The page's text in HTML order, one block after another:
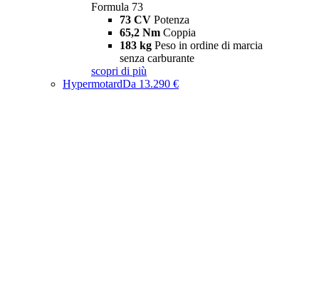
Formula 73
73 CV Potenza
65,2 Nm Coppia
183 kg Peso in ordine di marcia
senza carburante
scopri di più
HypermotardDa 13.290 €